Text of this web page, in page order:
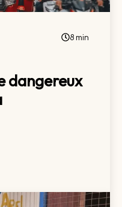
8 min
dangereux